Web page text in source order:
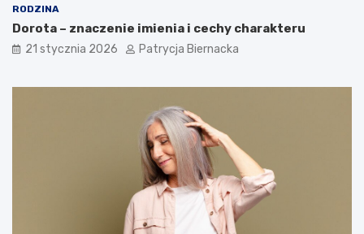
RODZINA
Dorota – znaczenie imienia i cechy charakteru
21 stycznia 2026 Patrycja Biernacka